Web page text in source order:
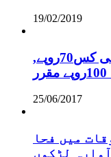
19/02/2019
,گلگت،اہلسنت کیلئے فطرانہ فی کس70روپے
25/06/2017
میں فحا
لڑکوں